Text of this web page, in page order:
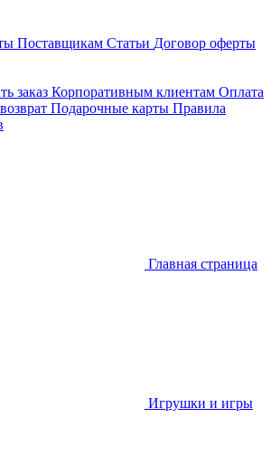
Поставщикам Статьи Договор оферты
заказ Корпоративным клиентам Оплата
Подарочные карты Правила
Главная страница
Игрушки и игры